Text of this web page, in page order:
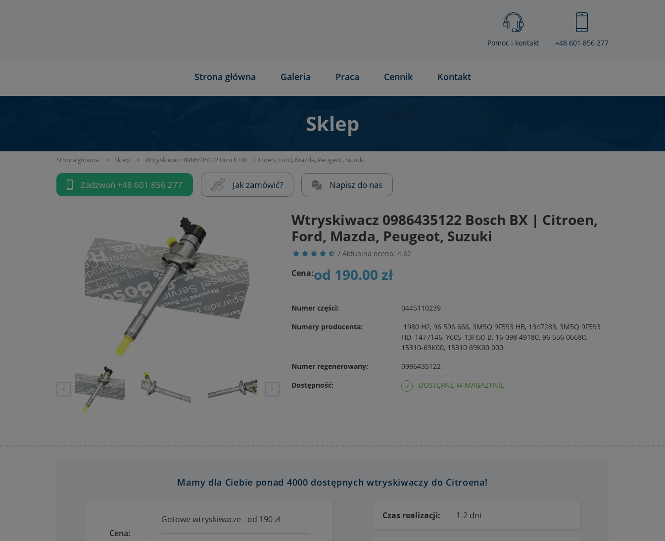
Pomoc i kontakt +48 601 856 277
Strona główna Galeria Praca Cennik Kontakt
Sklep
Strona główna Sklep Wtryskiwacz 0986435122 Bosch BX | Citroen, Ford, Mazda, Peugeot, Suzuki
Zadzwoń +48 601 856 277 Jak zamówić? Napisz do nas
Wtryskiwacz 0986435122 Bosch BX | Citroen,
Ford, Mazda, Peugeot, Suzuki
/ Aktualna ocena: 4.62
Cena:od 190.00 zł
Numer części:
0445110239
Numery producenta:
1980 H2, 96 596 666, 3M5Q 9F593 HB, 1347283, 3M5Q 9F593
HD, 1477146, Y605-13H50-B, 16 098 49180, 96 556 06680,
15310-69K00, 15310 69K00 000
Numer regenerowany:
0986435122
Dostępność:
DOSTĘPNE W MAGAZYNIE
Mamy dla Ciebie ponad 4000 dostępnych wtryskiwaczy do Citroena!
Cena:
Gotowe wtryskiwacze - od 190 zł Czas realizacji: 1-2 dni